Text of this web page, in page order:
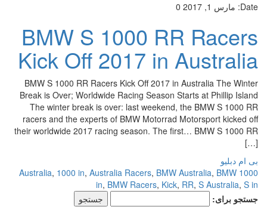
Date: مارس 1, 2017 0
BMW S 1000 RR Racers
Kick Off 2017 in Australia
BMW S 1000 RR Racers Kick Off 2017 in Australia The Winter
Break is Over; Worldwide Racing Season Starts at Phillip Island
The winter break is over: last weekend, the BMW S 1000 RR
racers and the experts of BMW Motorrad Motorsport kicked off
their worldwide 2017 racing season. The first… BMW S 1000 RR
[…]
بی ام دبلیو
1000 Australia
,1000 in,Australia Racers,BMW Australia,BMW
in,BMW Racers,Kick,RR,S Australia,S in
جستجو برای: